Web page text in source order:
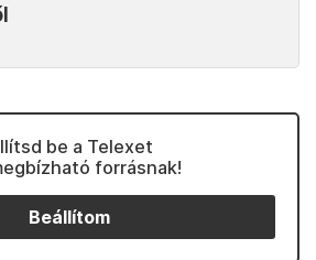
be a Telexet
forrásnak!
Beállítom